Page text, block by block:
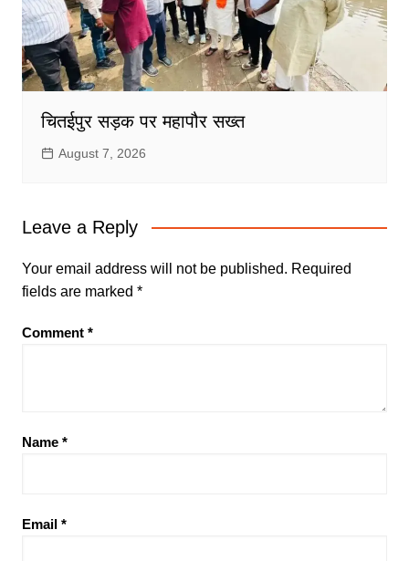
चितईपुर सड़क पर महापौर सख्त
August 7, 2026
Leave a Reply
Your email address will not be published. Required
fields are marked *
Comment *
Name *
Email *